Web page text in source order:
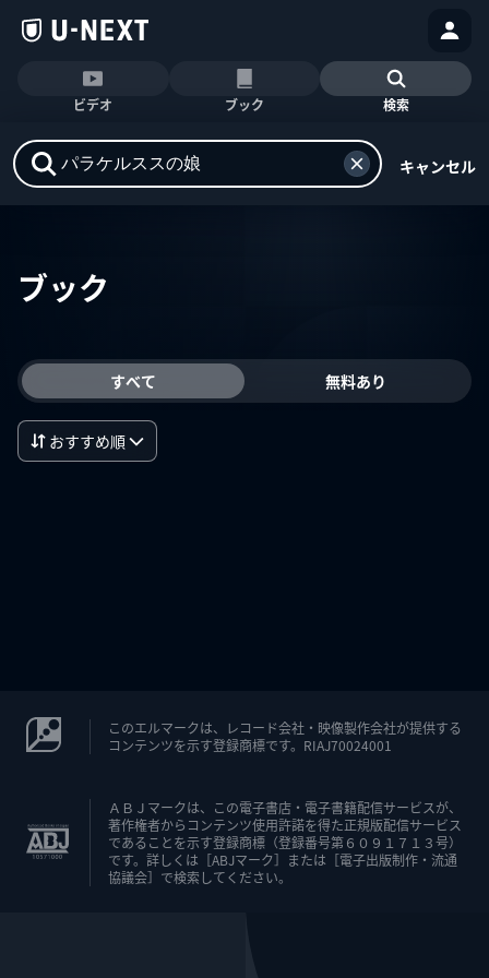
ビデオ ブック 検索
キャンセル
ブック
すべて 無料あり
おすすめ順
このエルマークは、レコード会社・映像製作会社が提供する
コンテンツを示す登録商標です。RIAJ70024001
ＡＢＪマークは、この電子書店・電子書籍配信サービスが、
著作権者からコンテンツ使用許諾を得た正規版配信サービス
であることを示す登録商標（登録番号第６０９１７１３号）
です。詳しくは［ABJマーク］または［電子出版制作・流通
協議会］で検索してください。